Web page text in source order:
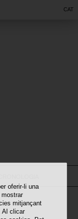
oferir-li una
mitjançant
Al clicar
CAT